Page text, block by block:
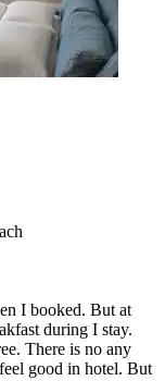
I booked. But at
during I stay.
There is no any
good in hotel. But